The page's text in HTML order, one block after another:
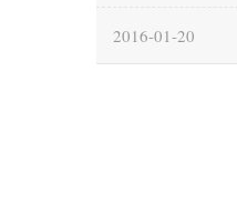
2016-01-20